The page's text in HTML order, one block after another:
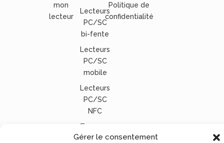
Gérer le consentement
mon
lecteur
Lecteurs
PC/SC
bi-fente
Lecteurs
PC/SC
mobile
Lecteurs
PC/SC
NFC
Tous nos
lecteurs
Politique de
confidentialité